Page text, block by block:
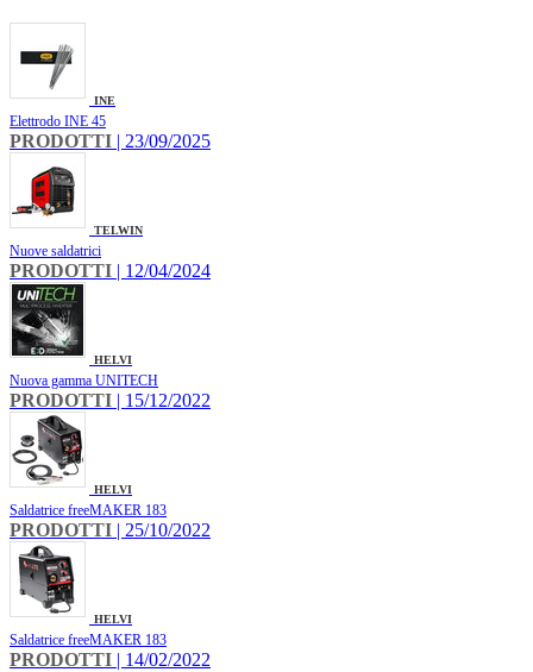
INE
Elettrodo INE 45
PRODOTTI | 23/09/2025
TELWIN
Nuove saldatrici
PRODOTTI | 12/04/2024
HELVI
Nuova gamma UNITECH
PRODOTTI | 15/12/2022
HELVI
Saldatrice freeMAKER 183
PRODOTTI | 25/10/2022
HELVI
Saldatrice freeMAKER 183
PRODOTTI | 14/02/2022